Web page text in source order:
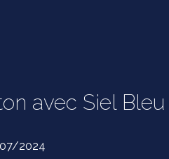
avec Siel Bleu
2024